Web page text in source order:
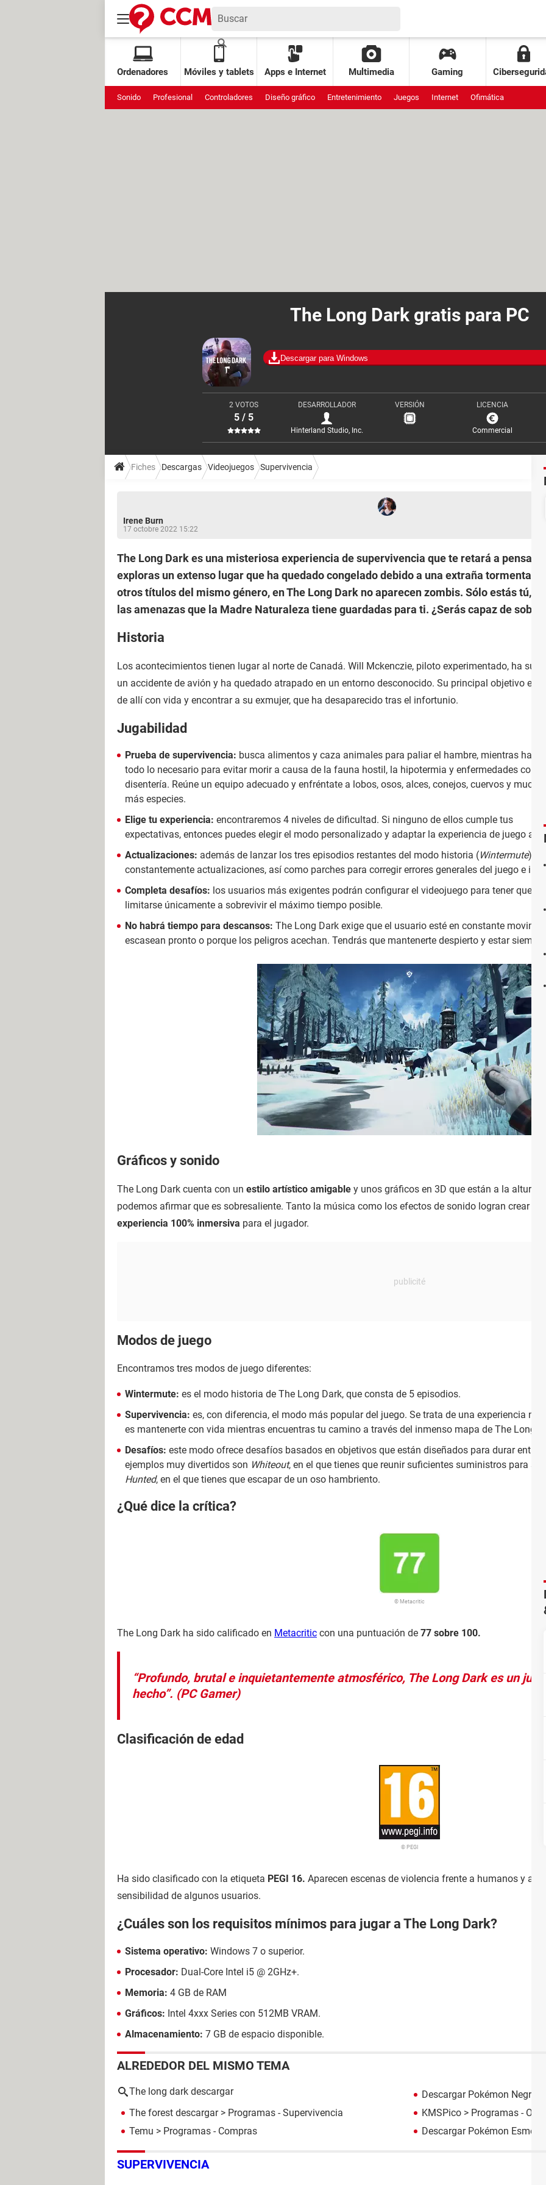
Ordenadores Móviles y tablets Apps e Internet Multimedia Gaming
Sonido Profesional Controladores Diseño gráfico Entretenimiento Juegos Internet Ofimática
The Long Dark gratis para PC
Descargar para Windows
2 VOTOS
5 / 5
DESARROLLADOR
Hinterland Studio, Inc.
VERSIÓN LICENCIA
Commercial
Fiches Descargas Videojuegos Supervivencia
Irene Burn
17 octobre 2022 15:22
The Long Dark es una misteriosa experiencia de supervivencia que te retará a pensar
exploras un extenso lugar que ha quedado congelado debido a una extraña tormenta
otros títulos del mismo género, en The Long Dark no aparecen zombis. Sólo estás tú,
las amenazas que la Madre Naturaleza tiene guardadas para ti. ¿Serás capaz de
Historia
Los acontecimientos tienen lugar al norte de Canadá. Will Mckenczie, piloto experimentado, ha
un accidente de avión y ha quedado atrapado en un entorno desconocido. Su principal objetivo es
de allí con vida y encontrar a su exmujer, que ha desaparecido tras el infortunio.
Jugabilidad
Prueba de supervivencia: busca alimentos y caza animales para paliar el hambre, mientras haces
todo lo necesario para evitar morir a causa de la fauna hostil, la hipotermia y enfermedades como
disentería. Reúne un equipo adecuado y enfréntate a lobos, osos, alces, conejos, cuervos y muchas
más especies.
Elige tu experiencia: encontraremos 4 niveles de dificultad. Si ninguno de ellos cumple tus
expectativas, entonces puedes elegir el modo personalizado y adaptar la experiencia de juego a
Actualizaciones: además de lanzar los tres episodios restantes del modo historia (Wintermute),
constantemente actualizaciones, así como parches para corregir errores generales del juego e
Completa desafíos: los usuarios más exigentes podrán configurar el videojuego para tener que
limitarse únicamente a sobrevivir el máximo tiempo posible.
No habrá tiempo para descansos: The Long Dark exige que el usuario esté en constante
escasean pronto o porque los peligros acechan. Tendrás que mantenerte despierto y estar
Gráficos y sonido
The Long Dark cuenta con un estilo artístico amigable y unos gráficos en 3D que están a la altura.
podemos afirmar que es sobresaliente. Tanto la música como los efectos de sonido logran crear
experiencia 100% inmersiva para el jugador.
Modos de juego
Encontramos tres modos de juego diferentes:
Wintermute: es el modo historia de The Long Dark, que consta de 5 episodios.
Supervivencia: es, con diferencia, el modo más popular del juego. Se trata de una experiencia no
es mantenerte con vida mientras encuentras tu camino a través del inmenso mapa de The Long
Desafíos: este modo ofrece desafíos basados en objetivos que están diseñados para durar entre
ejemplos muy divertidos son Whiteout, en el que tienes que reunir suficientes suministros para
Hunted, en el que tienes que escapar de un oso hambriento.
¿Qué dice la crítica?
© Metacritic
The Long Dark ha sido calificado en Metacritic con una puntuación de 77 sobre 100.
“Profundo, brutal e inquietantemente atmosférico, The Long Dark es un
hecho”. (PC Gamer)
Clasificación de edad
© PEGI
Ha sido clasificado con la etiqueta PEGI 16. Aparecen escenas de violencia frente a humanos y
sensibilidad de algunos usuarios.
¿Cuáles son los requisitos mínimos para jugar a The Long Dark?
Sistema operativo: Windows 7 o superior.
Procesador: Dual-Core Intel i5 @ 2GHz+.
Memoria: 4 GB de RAM
Gráficos: Intel 4xxx Series con 512MB VRAM.
Almacenamiento: 7 GB de espacio disponible.
ALREDEDOR DEL MISMO TEMA
The long dark descargar Descargar Pokémon Negro
The forest descargar> Programas - Supervivencia KMSPico > Programas - Otros
Temu > Programas - Compras Descargar Pokémon
SUPERVIVENCIA